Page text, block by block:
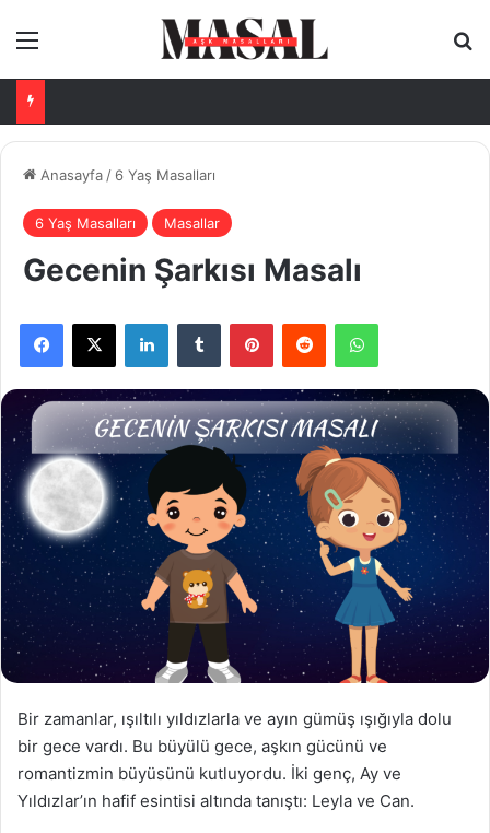
Menü
Anasayfa / 6 Yaş Masalları
6 Yaş Masalları Masallar
Gecenin Şarkısı Masalı
Facebook
X LinkedInTumblr PinterestReddit WhatsApp
Bir zamanlar, ışıltılı yıldızlarla ve ayın gümüş ışığıyla dolu
bir gece vardı. Bu büyülü gece, aşkın gücünü ve
romantizmin büyüsünü kutluyordu. İki genç, Ay ve
Yıldızlar’ın hafif esintisi altında tanıştı: Leyla ve Can.